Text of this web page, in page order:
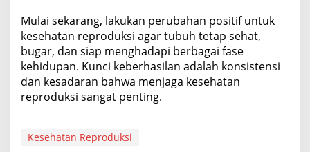
Mulai sekarang, lakukan perubahan positif untuk
kesehatan reproduksi agar tubuh tetap sehat,
bugar, dan siap menghadapi berbagai fase
kehidupan. Kunci keberhasilan adalah konsistensi
dan kesadaran bahwa menjaga kesehatan
reproduksi sangat penting.
Kesehatan Reproduksi